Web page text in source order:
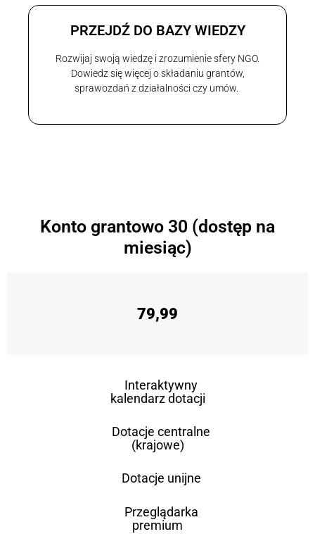
PRZEJDŹ DO BAZY WIEDZY
Rozwijaj swoją wiedzę i zrozumienie sfery NGO.
Dowiedz się więcej o składaniu grantów,
sprawozdań z działalności czy umów.
Konto grantowo 30 (dostęp na
miesiąc)
79,99
Interaktywny
kalendarz dotacji
Dotacje centralne
(krajowe)
Dotacje unijne
Przeglądarka
premium